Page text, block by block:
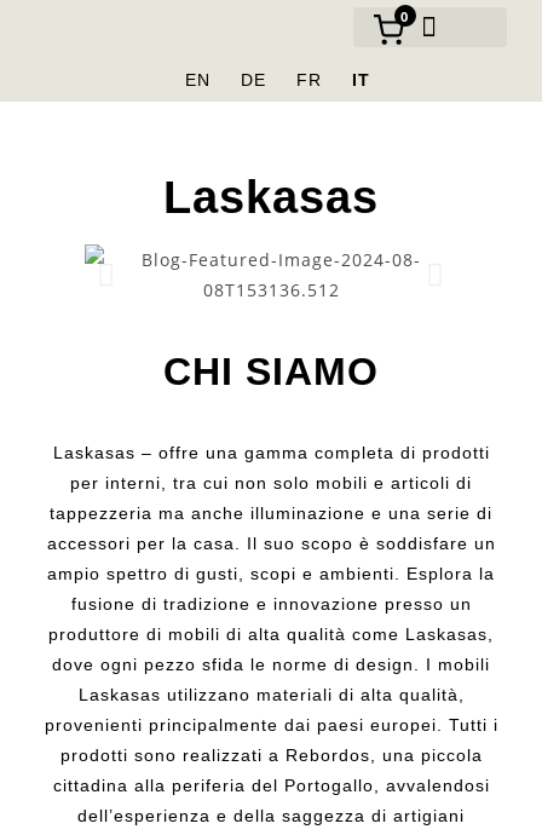
0
EN DE FR IT
Laskasas
CHI SIAMO
Laskasas – offre una gamma completa di prodotti
per interni, tra cui non solo mobili e articoli di
tappezzeria ma anche illuminazione e una serie di
accessori per la casa. Il suo scopo è soddisfare un
ampio spettro di gusti, scopi e ambienti. Esplora la
fusione di tradizione e innovazione presso un
produttore di mobili di alta qualità come Laskasas,
dove ogni pezzo sfida le norme di design. I mobili
Laskasas utilizzano materiali di alta qualità,
provenienti principalmente dai paesi europei. Tutti i
prodotti sono realizzati a Rebordos, una piccola
cittadina alla periferia del Portogallo, avvalendosi
dell’esperienza e della saggezza di artigiani